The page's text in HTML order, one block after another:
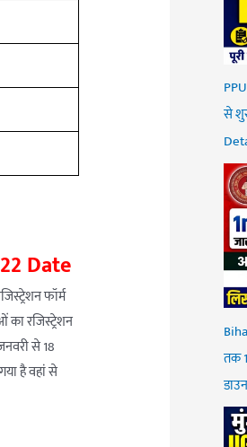
Date
फॉर्म
का रजिस्ट्रेशन
से 18
है वहां से
से
तक